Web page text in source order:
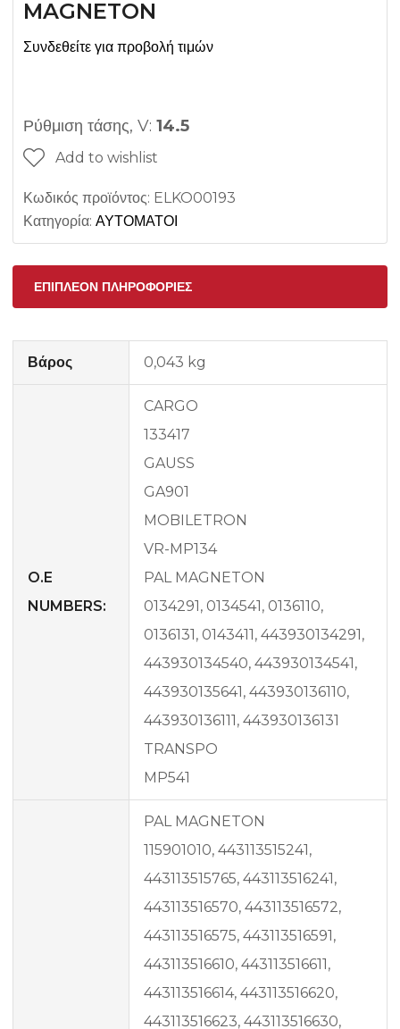
MAGNETON
Συνδεθείτε για προβολή τιμών
Ρύθμιση τάσης, V: 14.5
Add to wishlist
Κωδικός προϊόντος: ELKO00193
Κατηγορία: ΑΥΤΟΜΑΤΟΙ
ΕΠΙΠΛΈΟΝ ΠΛΗΡΟΦΟΡΊΕΣ
Βάρος 0,043 kg
O.E
NUMBERS:
CARGO
133417
GAUSS
GA901
MOBILETRON
VR-MP134
PAL MAGNETON
0134291, 0134541, 0136110,
0136131, 0143411, 443930134291,
443930134540, 443930134541,
443930135641, 443930136110,
443930136111, 443930136131
TRANSPO
MP541
PAL MAGNETON
115901010, 443113515241,
443113515765, 443113516241,
443113516570, 443113516572,
443113516575, 443113516591,
443113516610, 443113516611,
443113516614, 443113516620,
443113516623, 443113516630,